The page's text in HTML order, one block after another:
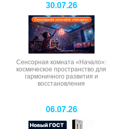
30.07.26
Сенсорная комната «Начало»:
космическое пространство для
гармоничного развития и
восстановления
06.07.26